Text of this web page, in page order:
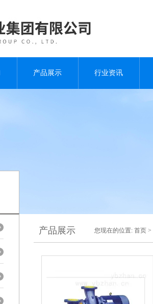
产品展示 行业资讯
产品展示 您现在的位置: 首页 >